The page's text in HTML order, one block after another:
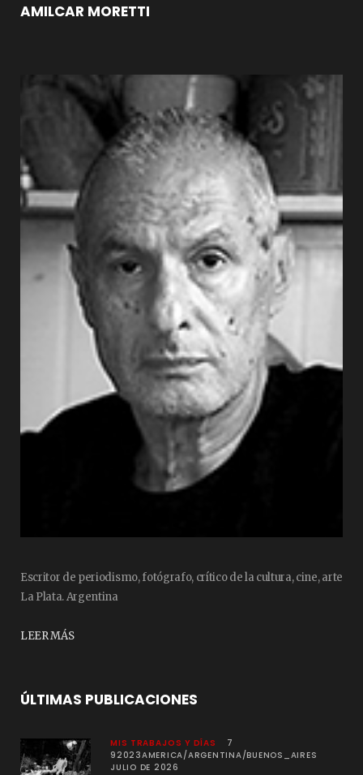
AMILCAR MORETTI
Escritor de periodismo, fotógrafo, crítico de la cultura, cine, arte
La Plata. Argentina
LEER MÁS
ÚLTIMAS PUBLICACIONES
MIS TRABAJOS Y DÍAS
7
92023AMERICA/ARGENTINA/BUENOS_AIRES
JULIO DE 2026